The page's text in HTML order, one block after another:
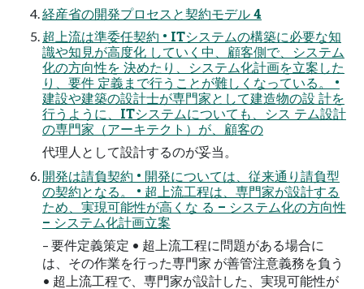
経産省の開発プロセスと契約モデル 4
超上流は準委任契約 • ITシステムの構築に必要な知
識や知見が高度化 していく中、顧客側で、システム
化の方向性を 決めたり、システム化計画を立案した
り、要件 定義まで行うことが難しくなっている。 •
建設や建築の設計士が専門家として建造物の設 計を
行うように、ITシステムについても、シス テム設計
の専門家（アーキテクト）が、顧客の
代理人として設計するのが妥当。
開発は請負契約 • 開発については、従来通り請負型
の契約となる。 • 超上流工程は、専門家が設計する
ため、実現可能性が高くな る – システム化の方向性
– システム化計画立案
– 要件定義策定 • 超上流工程に問題がある場合に
は、その作業を行った専門家 が善管注意義務を負う
• 超上流工程で、専門家が設計した、実現可能性が